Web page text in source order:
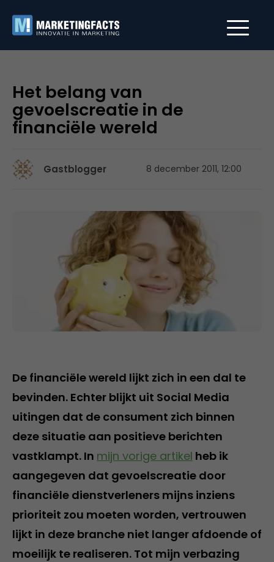
Het belang van
gevoelscreatie in de
financiële wereld
Gastblogger 8 december 2011, 12:00
De financiële wereld lijkt zich in een dal te
bevinden. Echter blijkt uit Social Media
uitingen dat de consument zich binnen
deze situatie aan positieve berichten
vastklampt. In mijn vorige artikel heb ik
aangegeven dat gevoelscreatie door
financiële dienstverleners mijns inziens
prioriteit zou moeten worden, vertrouwen
lijkt in deze branche niet langer afdoende of
moeilijk te realiseren. Tot mijn verbazing